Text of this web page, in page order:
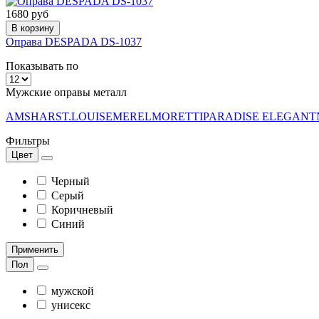
1680 руб
В корзину
Оправа DESPADA DS-1037
Показывать по
Мужские оправы металл
AMSHARST.LOUISEMERELMORETTIPARADISE ELEGANT
Фильтры
Цвет
Черный
Серый
Коричневый
Синий
Применить
Пол
мужской
унисекс